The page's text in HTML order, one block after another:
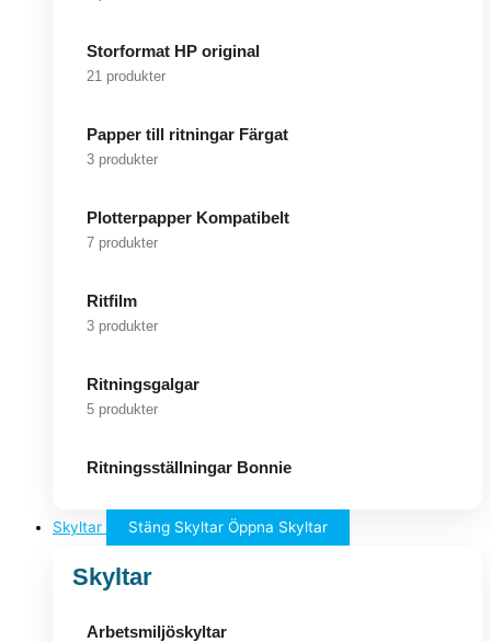
Storformat HP original
21 produkter
Papper till ritningar Färgat
3 produkter
Plotterpapper Kompatibelt
7 produkter
Ritfilm
3 produkter
Ritningsgalgar
5 produkter
Ritningsställningar Bonnie
Skyltar Stäng Skyltar Öppna Skyltar
Skyltar
Arbetsmiljöskyltar